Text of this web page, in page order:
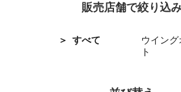
販売店舗で絞り込
すべて
ウイング
ト